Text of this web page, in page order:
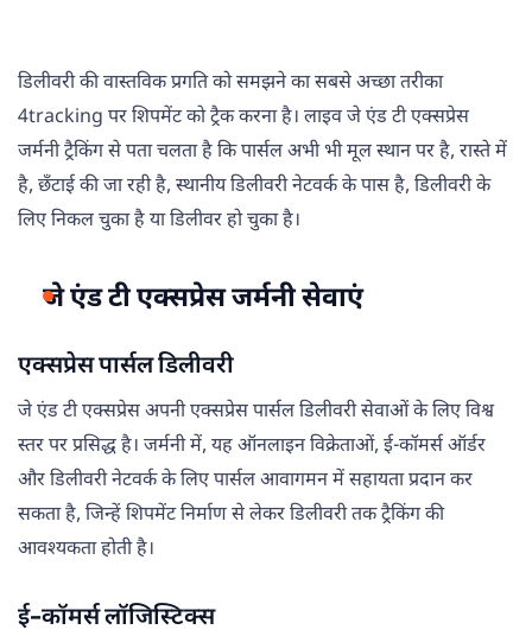
डिलीवरी की वास्तविक प्रगति को समझने का सबसे अच्छा तरीका
4tracking पर शिपमेंट को ट्रैक करना है। लाइव जे एंड टी एक्सप्रेस
जर्मनी ट्रैकिंग से पता चलता है कि पार्सल अभी भी मूल स्थान पर है, रास्ते में
है, छँटाई की जा रही है, स्थानीय डिलीवरी नेटवर्क के पास है, डिलीवरी के
लिए निकल चुका है या डिलीवर हो चुका है।
जे एंड टी एक्सप्रेस जर्मनी सेवाएं
एक्सप्रेस पार्सल डिलीवरी
जे एंड टी एक्सप्रेस अपनी एक्सप्रेस पार्सल डिलीवरी सेवाओं के लिए विश्व
स्तर पर प्रसिद्ध है। जर्मनी में, यह ऑनलाइन विक्रेताओं, ई-कॉमर्स ऑर्डर
और डिलीवरी नेटवर्क के लिए पार्सल आवागमन में सहायता प्रदान कर
सकता है, जिन्हें शिपमेंट निर्माण से लेकर डिलीवरी तक ट्रैकिंग की
आवश्यकता होती है।
ई-कॉमर्स लॉजिस्टिक्स